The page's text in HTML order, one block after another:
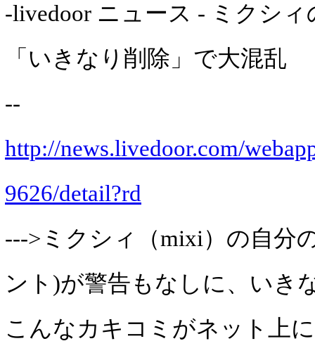
-livedoor ニュース - ミクシ
「いきなり削除」で大混乱
--
http://news.livedoor.com/
9626/detail?rd
--->ミクシィ（mixi）の自分
ント)が警告もなしに、いき
こんなカキコミがネット上